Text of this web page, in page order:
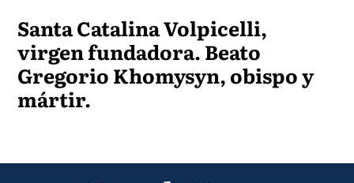
Santa Catalina Volpicelli,
virgen fundadora. Beato
Gregorio Khomysyn, obispo y
mártir.